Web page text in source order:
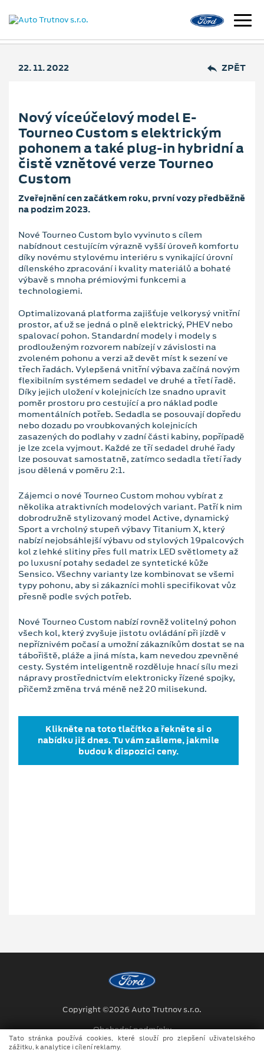
22. 11. 2022 ZPĚT
Nový víceúčelový model E-
Tourneo Custom s elektrickým
pohonem a také plug-in hybridní a
čistě vznětové verze Tourneo
Custom
Zveřejnění cen začátkem roku, první vozy předběžně
na podzim 2023.
Nové Tourneo Custom bylo vyvinuto s cílem
nabídnout cestujícím výrazně vyšší úroveň komfortu
díky novému stylovému interiéru s vynikající úrovní
dílenského zpracování i kvality materiálů a bohaté
výbavě s mnoha prémiovými funkcemi a
technologiemi.
Optimalizovaná platforma zajišťuje velkorysý vnitřní
prostor, ať už se jedná o plně elektrický, PHEV nebo
spalovací pohon. Standardní modely i modely s
prodlouženým rozvorem nabízejí v závislosti na
zvoleném pohonu a verzi až devět míst k sezení ve
třech řadách. Vylepšená vnitřní výbava začíná novým
flexibilním systémem sedadel ve druhé a třetí řadě.
Díky jejich uložení v kolejnicích lze snadno upravit
poměr prostoru pro cestující a pro náklad podle
momentálních potřeb. Sedadla se posouvají dopředu
nebo dozadu po vroubkovaných kolejnicích
zasazených do podlahy v zadní části kabiny, popřípadě
je lze zcela vyjmout. Každé ze tří sedadel druhé řady
lze posouvat samostatně, zatímco sedadla třetí řady
jsou dělená v poměru 2:1.
Zájemci o nové Tourneo Custom mohou vybírat z
několika atraktivních modelových variant. Patří k nim
dobrodružně stylizovaný model Active, dynamický
Sport a vrcholný stupeň výbavy Titanium X, který
nabízí nejobsáhlejší výbavu od stylových 19palcových
kol z lehké slitiny přes full matrix LED světlomety až
po luxusní potahy sedadel ze syntetické kůže
Sensico. Všechny varianty lze kombinovat se všemi
typy pohonu, aby si zákazníci mohli specifikovat vůz
přesně podle svých potřeb.
Nové Tourneo Custom nabízí rovněž volitelný pohon
všech kol, který zvyšuje jistotu ovládání při jízdě v
nepříznivém počasí a umožní zákazníkům dostat se na
tábořiště, pláže a jiná místa, kam nevedou zpevněné
cesty. Systém inteligentně rozděluje hnací sílu mezi
nápravy prostřednictvím elektronicky řízené spojky,
přičemž změna trvá méně než 20 milisekund.
Klikněte na toto tlačítko a řekněte si o
nabídku již dnes. Tu vám zašleme, jakmile
budou k dispozici ceny.
Copyright ©2026 Auto Trutnov s.r.o.
Obchodní podmínky
Ochrana osobních údajů
Tato stránka používá cookies, které slouží pro zlepšení uživatelského
zážitku, k analytice i cílení reklamy.